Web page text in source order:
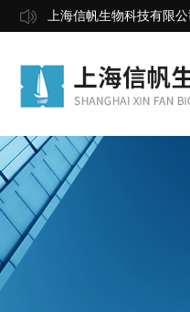
上海信帆生物科技有限公